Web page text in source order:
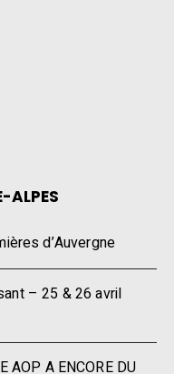
ALPES
d’Auvergne
– 25 & 26 avril
AOP A ENCORE DU